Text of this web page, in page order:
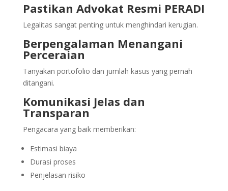
Pastikan Advokat Resmi PERADI
Legalitas sangat penting untuk menghindari kerugian.
Berpengalaman Menangani
Perceraian
Tanyakan portofolio dan jumlah kasus yang pernah
ditangani.
Komunikasi Jelas dan
Transparan
Pengacara yang baik memberikan:
Estimasi biaya
Durasi proses
Penjelasan risiko